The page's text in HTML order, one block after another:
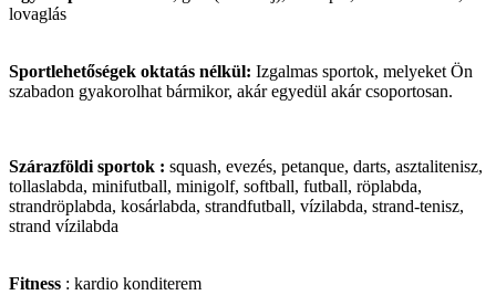
lovaglás
Sportlehetőségek oktatás nélkül: Izgalmas sportok, melyeket Ön
szabadon gyakorolhat bármikor, akár egyedül akár csoportosan.
Szárazföldi sportok : squash, evezés, petanque, darts, asztalitenisz,
tollaslabda, minifutball, minigolf, softball, futball, röplabda,
strandröplabda, kosárlabda, strandfutball, vízilabda, strand-tenisz,
strand vízilabda
Fitness : kardio konditerem